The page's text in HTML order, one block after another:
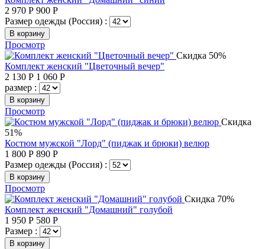
2 970 Р 900 Р
Размер одежды (Россия) :
В корзину
Просмотр
Скидка 50%
Комплект женский "Цветочный вечер"
2 130 Р 1 060 Р
размер :
В корзину
Просмотр
Скидка
51%
Костюм мужской "Лорд" (пиджак и брюки) велюр
1 800 Р 890 Р
Размер одежды (Россия) :
В корзину
Просмотр
Скидка 70%
Комплект женский "Домашний" голубой
1 950 Р 580 Р
Размер :
В корзину